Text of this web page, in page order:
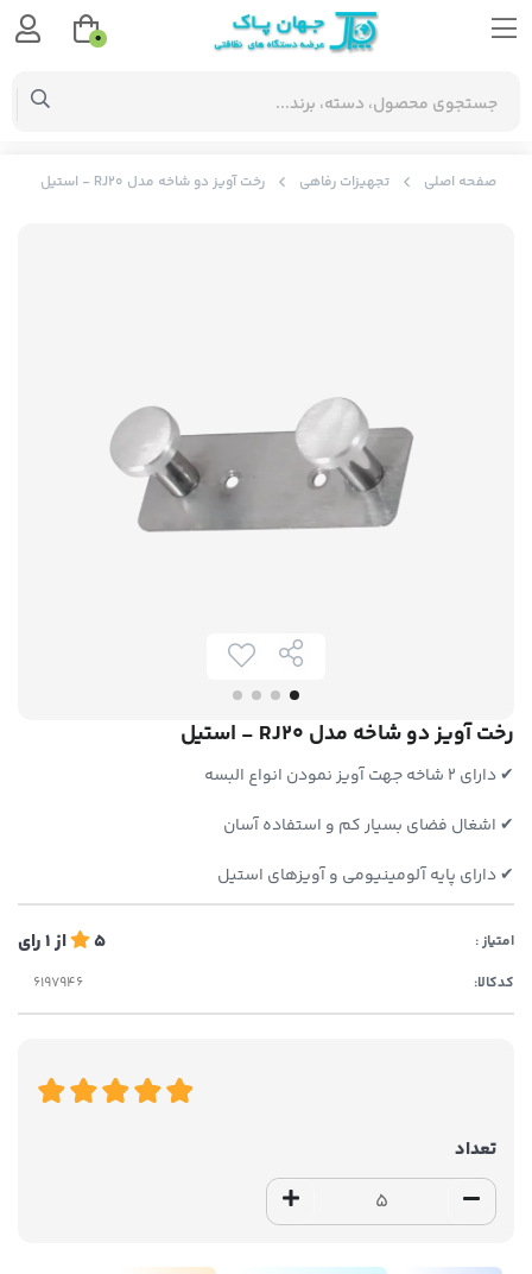
صفحه اصلی تجهیزات رفاهی رخت آویز دو شاخه مدل RJ20 - استیل
رخت آویز دو شاخه مدل RJ20 - استیل
✔ دارای 2 شاخه جهت آویز نمودن انواع البسه
✔ اشغال فضای بسیار کم و استفاده آسان
✔ دارای پایه آلومینیومی و آویزهای استیل
امتیاز : 5 از1رای
کدکالا:
تعداد
0